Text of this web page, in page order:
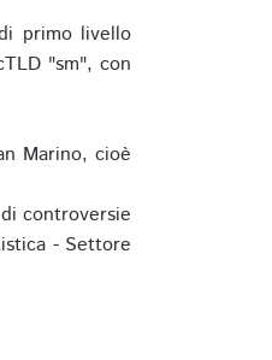
primo livello
"sm", con
Marino, cioè
controversie
- Settore